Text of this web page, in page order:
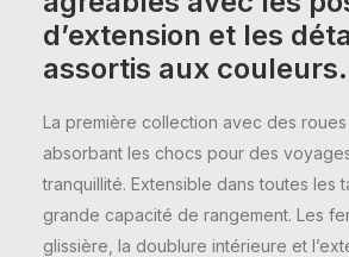
d’extension et les
assortis aux couleurs.
La première collection avec des
absorbant les chocs pour des
tranquillité. Extensible dans toutes les
grande capacité de rangement. Les
glissière, la doublure intérieure et